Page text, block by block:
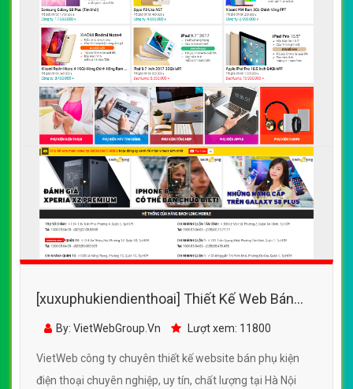
[xuxuphukiendienthoai] Thiết Kế Web Bán
Phụ Kiện Điện Thoại Bạch Long
By: VietWebGroup.Vn Lượt xem: 11800
VietWeb công ty chuyên thiết kế website bán phụ kiện
điện thoại chuyên nghiệp, uy tín, chất lượng tại Hà Nội